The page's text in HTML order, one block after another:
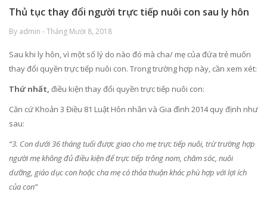
Thủ tục thay đổi người trực tiếp nuôi con sau ly hôn
By admin - Tháng Mười 8, 2018
Sau khi ly hôn, vì một số lý do nào đó mà cha/ mẹ của đứa trẻ muốn
thay đổi quyền trực tiếp nuôi con. Trong trường hợp này, cần xem xét:
Thứ nhất, điều kiện thay đổi quyền trực tiếp nuôi con:
Căn cứ Khoản 3 Điều 81 Luật Hôn nhân và Gia đình 2014 quy định như
sau:
“3. Con dưới 36 tháng tuổi được giao cho mẹ trực tiếp nuôi, trừ trường hợp
người mẹ không đủ điều kiện để trực tiếp trông nom, chăm sóc, nuôi
dưỡng, giáo dục con hoặc cha mẹ có thỏa thuận khác phù hợp với lợi ích
của con”